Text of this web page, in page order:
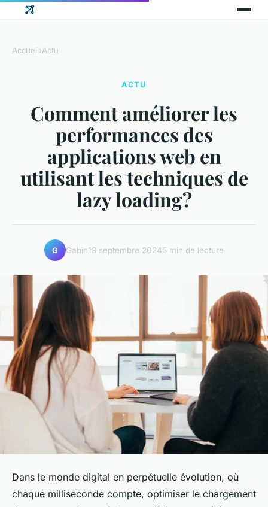
Accueil›Actu
ACTU
Comment améliorer les
performances des
applications web en
utilisant les techniques de
lazy loading?
G Gabin19 septembre 20245 min de lecture
Dans le monde digital en perpétuelle évolution, où
chaque milliseconde compte, optimiser le chargement